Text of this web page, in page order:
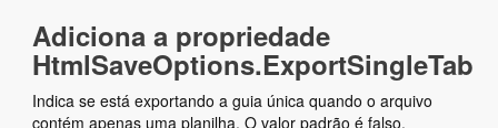
Adiciona a propriedade
HtmlSaveOptions.ExportSingleTab
Indica se está exportando a guia única quando o arquivo
contém apenas uma planilha. O valor padrão é falso.